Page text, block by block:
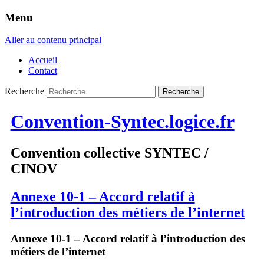
Menu
Aller au contenu principal
Accueil
Contact
Recherche
Convention-Syntec.logice.fr
Convention collective SYNTEC /
CINOV
Annexe 10-1 – Accord relatif à
l’introduction des métiers de l’internet
Annexe 10-1 – Accord relatif à l’introduction des
métiers de l’internet